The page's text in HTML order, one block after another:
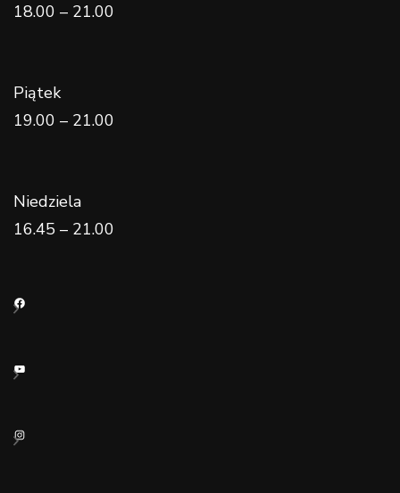
18.00 – 21.00
Piątek
19.00 – 21.00
Niedziela
16.45 – 21.00
Facebook
YouTube
Instagram